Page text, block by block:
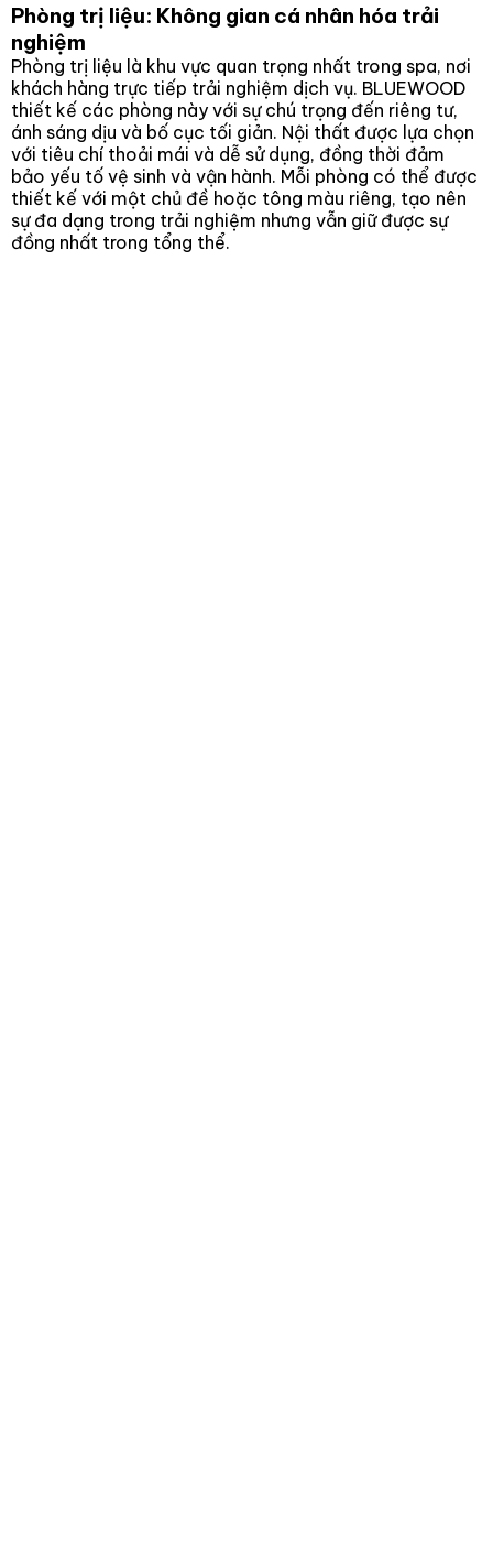
Phòng trị liệu: Không gian cá nhân hóa trải
nghiệm
Phòng trị liệu là khu vực quan trọng nhất trong spa, nơi
khách hàng trực tiếp trải nghiệm dịch vụ. BLUEWOOD
thiết kế các phòng này với sự chú trọng đến riêng tư,
ánh sáng dịu và bố cục tối giản. Nội thất được lựa chọn
với tiêu chí thoải mái và dễ sử dụng, đồng thời đảm
bảo yếu tố vệ sinh và vận hành. Mỗi phòng có thể được
thiết kế với một chủ đề hoặc tông màu riêng, tạo nên
sự đa dạng trong trải nghiệm nhưng vẫn giữ được sự
đồng nhất trong tổng thể.